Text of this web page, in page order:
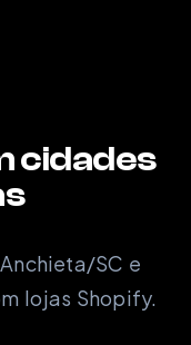
cidades
SC e
lojas Shopify.